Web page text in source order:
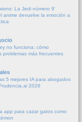
La Jedi número 9’
devuelve la emoción a
no funciona: cómo
problemas más frecuentes
5 mejores IA para abogados
2026
app para cazar gatos como